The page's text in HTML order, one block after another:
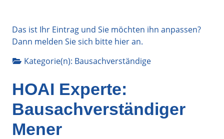
Das ist Ihr Eintrag und Sie möchten ihn anpassen?
Dann melden Sie sich bitte hieran.
Kategorie(n): Bausachverständige
HOAI Experte:
Bausachverständiger
Mener